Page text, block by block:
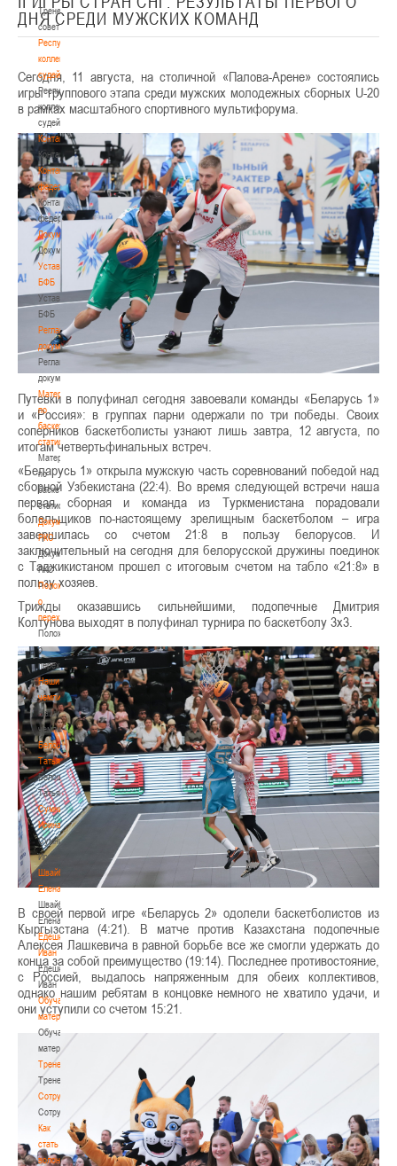
Тренерский
совет
Республиканская
коллегия
судей
Республиканская
коллегия
судей
Контакты
Контакты
Контакты
федерации
Контакты
федерации
Документы
Документы
Устав
БФБ
Устав
БФБ
Регламентирующие
документы
Регламентирующие
документы
Материалы
по
баскетбольной
статистике
Материалы
по
баскетбольной
статистике
Документы
РКС
Документы
РКС
Положение
о
переходах
Положение
о
переходах
Наши
чемпионы
Наши
чемпионы
Белошапко
Татьяна
Белошапко
Татьяна
Сумникова
Ирина
Сумникова
Ирина
Швайбович
Елена
Швайбович
Елена
Едешко
Иван
Едешко
Иван
Обучающие
материалы
Обучающие
материалы
Тренерам
Тренерам
Сотрудничество
Сотрудничество
Как
стать
волонтером
ДНЯ СРЕДИ МУЖСКИХ КОМАНД
Сегодня, 11 августа, на столичной «Палова-Арене» состоялись
игры группового этапа среди мужских молодежных сборных U-20
в рамках масштабного спортивного мультифорума.
Путевки в полуфинал сегодня завоевали команды «Беларусь 1»
и «Россия»: в группах парни одержали по три победы. Своих
соперников баскетболисты узнают лишь завтра, 12 августа, по
итогам четвертьфинальных встреч.
«Беларусь 1» открыла мужскую часть соревнований победой над
сборной Узбекистана (22:4). Во время следующей встречи наша
первая сборная и команда из Туркменистана порадовали
болельщиков по-настоящему зрелищным баскетболом – игра
завершилась со счетом 21:8 в пользу белорусов. И
заключительный на сегодня для белорусской дружины поединок
с Таджикистаном прошел с итоговым счетом на табло «21:8» в
пользу хозяев.
Трижды оказавшись сильнейшими, подопечные Дмитрия
Колтунова выходят в полуфинал турнира по баскетболу 3х3.
В своей первой игре «Беларусь 2» одолели баскетболистов из
Кыргызстана (4:21). В матче против Казахстана подопечные
Алексея Лашкевича в равной борьбе все же смогли удержать до
конца за собой преимущество (19:14). Последнее противостояние,
с Россией, выдалось напряженным для обеих коллективов,
однако нашим ребятам в концовке немного не хватило удачи, и
они уступили со счетом 15:21.